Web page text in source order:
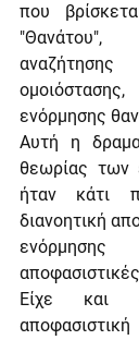
που
ενόρμησης
Αυτή η
θεωρίας των
ήταν κάτι
διανοητική
Είχε και